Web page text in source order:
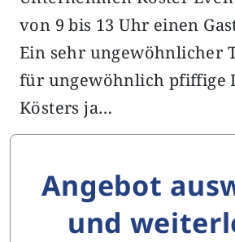
von 9 bis 13 Uhr einen
Ein sehr ungewöhnlicher
für ungewöhnlich pfiffige
Kösters ja…
Angebot
und